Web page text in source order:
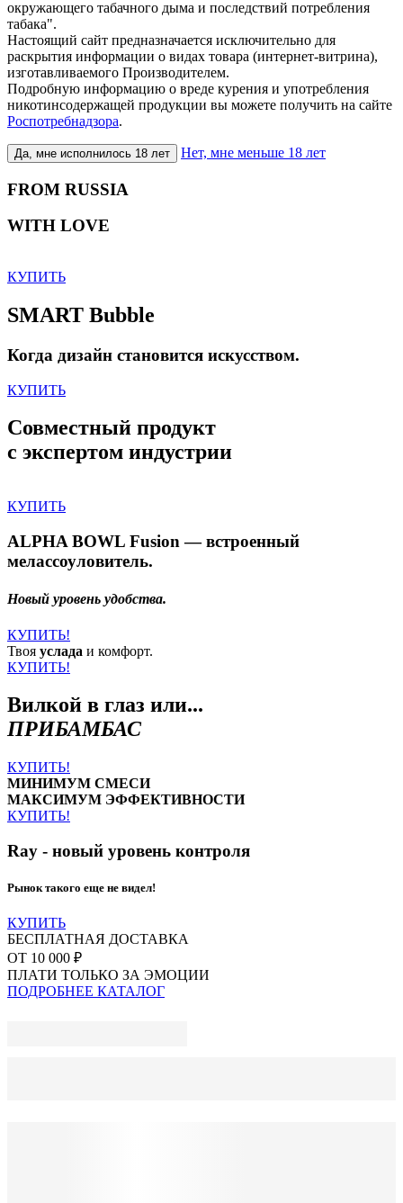
окружающего табачного дыма и последствий потребления
табака".
Настоящий сайт предназначается исключительно для
раскрытия информации о видах товара (интернет-витрина),
изготавливаемого Производителем.
Подробную информацию о вреде курения и употребления
никотинсодержащей продукции вы можете получить на сайте
Роспотребнадзора.
Да, мне исполнилось 18 лет Нет, мне меньше 18 лет
FROM RUSSIA
WITH LOVE
КУПИТЬ
SMART Bubble
Когда дизайн становится искусством.
КУПИТЬ
Совместный продукт
с экспертом индустрии
КУПИТЬ
ALPHA BOWL Fusion — встроенный
мелассоуловитель.
Новый уровень удобства.
КУПИТЬ!
Твоя услада и комфорт.
КУПИТЬ!
Вилкой в глаз или...
ПРИБАМБАС
КУПИТЬ!
МИНИМУМ СМЕСИ
МАКСИМУМ ЭФФЕКТИВНОСТИ
КУПИТЬ!
Ray - новый уровень контроля
Рынок такого еще не видел!
КУПИТЬ
БЕСПЛАТНАЯ ДОСТАВКА
ОТ 10 000 ₽
ПЛАТИ ТОЛЬКО ЗА ЭМОЦИИ
ПОДРОБНЕЕ КАТАЛОГ